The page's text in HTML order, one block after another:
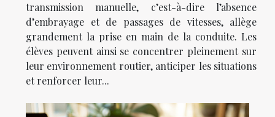
transmission manuelle, c’est-à-dire l’absence
d’embrayage et de passages de vitesses, allège
grandement la prise en main de la conduite. Les
élèves peuvent ainsi se concentrer pleinement sur
leur environnement routier, anticiper les situations
et renforcer leur...